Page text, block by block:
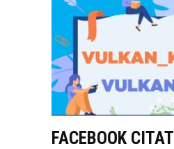
FACEBOOK CITATI